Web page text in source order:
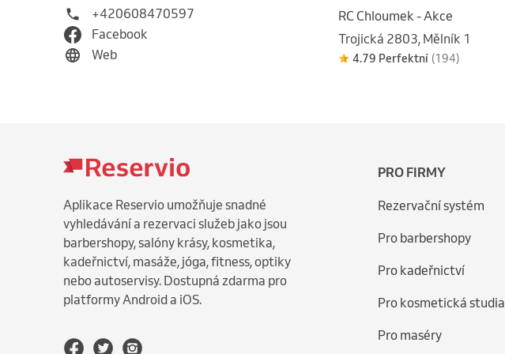
+420608470597
Facebook
Web
RC Chloumek - Akce
Trojická 2803, Mělník 1
4.79 Perfektní (194)
Aplikace Reservio umožňuje snadné
vyhledávání a rezervaci služeb jako jsou
barbershopy, salóny krásy, kosmetika,
kadeřnictví, masáže, jóga, fitness, optiky
nebo autoservisy. Dostupná zdarma pro
platformy Android a iOS.
PRO FIRMY
Rezervační systém
Pro barbershopy
Pro kadeřnictví
Pro kosmetická studia
Pro maséry